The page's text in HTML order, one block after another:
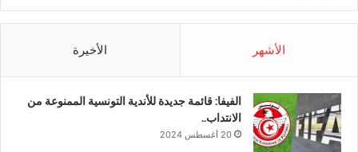
الأشهر الأخيرة
الفيفا: قائمة جديدة للأندية التونسية الممنوعة من
الانتداب..
20 أغسطس 2024